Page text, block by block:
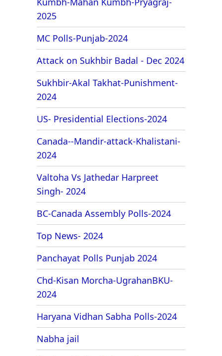
2025
MC Polls-Punjab-2024
Attack on Sukhbir Badal - Dec 2024
Sukhbir-Akal Takhat-Punishment-
2024
US- Presidential Elections-2024
Canada--Mandir-attack-Khalistani-
2024
Valtoha Vs Jathedar Harpreet
Singh- 2024
BC-Canada Assembly Polls-2024
Top News- 2024
Panchayat Polls Punjab 2024
Chd-Kisan Morcha-UgrahanBKU-
2024
Haryana Vidhan Sabha Polls-2024
Nabha jail